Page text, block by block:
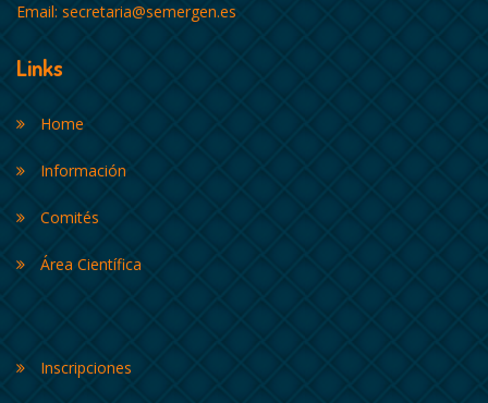
Email: secretaria@semergen.es
Links
Home
Información
Comités
Área Científica
Inscripciones